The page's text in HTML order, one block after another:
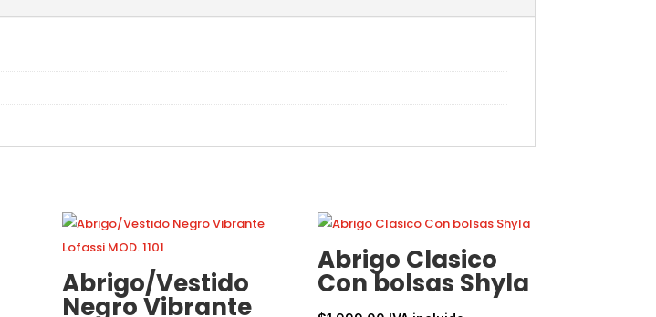
Abrigo/Vestido
Negro Vibrante
Abrigo Clasico
Con bolsas Shyla